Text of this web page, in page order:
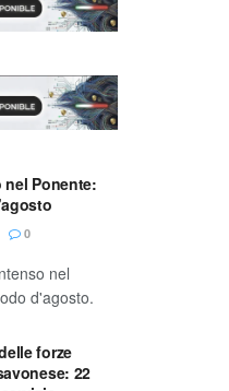
Ponente:
0
nel
d'agosto.
forze
22